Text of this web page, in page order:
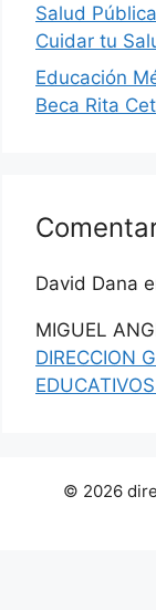
Salud
Cuidar tu
Educación
Beca Rita
David Dana
MIGUEL
DIRECCION
© 2026